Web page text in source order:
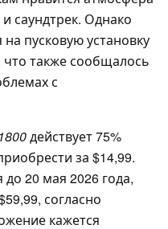
саундтрек. Однако
пусковую установку
что также сообщалось
с
действует 75%
за $14,99.
20 мая 2026 года,
согласно
кажется